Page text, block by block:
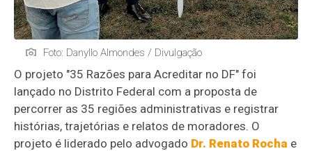
Foto: Danyllo Almondes / Divulgação
O projeto "35 Razões para Acreditar no DF" foi
lançado no Distrito Federal com a proposta de
percorrer as 35 regiões administrativas e registrar
histórias, trajetórias e relatos de moradores. O
projeto é liderado pelo advogado Dr. Renato Rocha e